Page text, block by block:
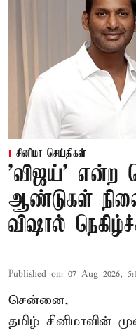
சினிமா செய்திகள்
'விஜய்' என்ற
ஆண்டுகள்
விஷால்
Published on: 07 Aug 2026,
சென்னை,
தமிழ் சினிமாவின்